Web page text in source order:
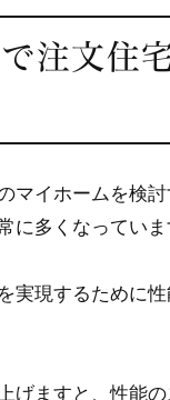
注文住
マイホームを検
に多くなっていま
実現するために
げますと、性能